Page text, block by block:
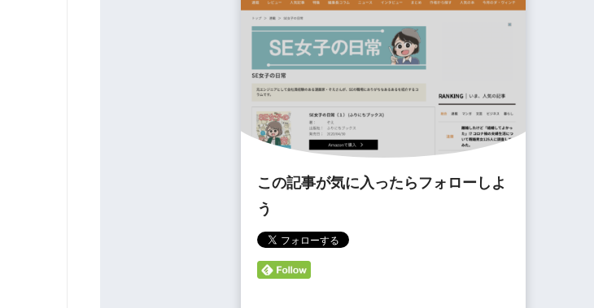
この記事が気に入ったらフォローしよ
う